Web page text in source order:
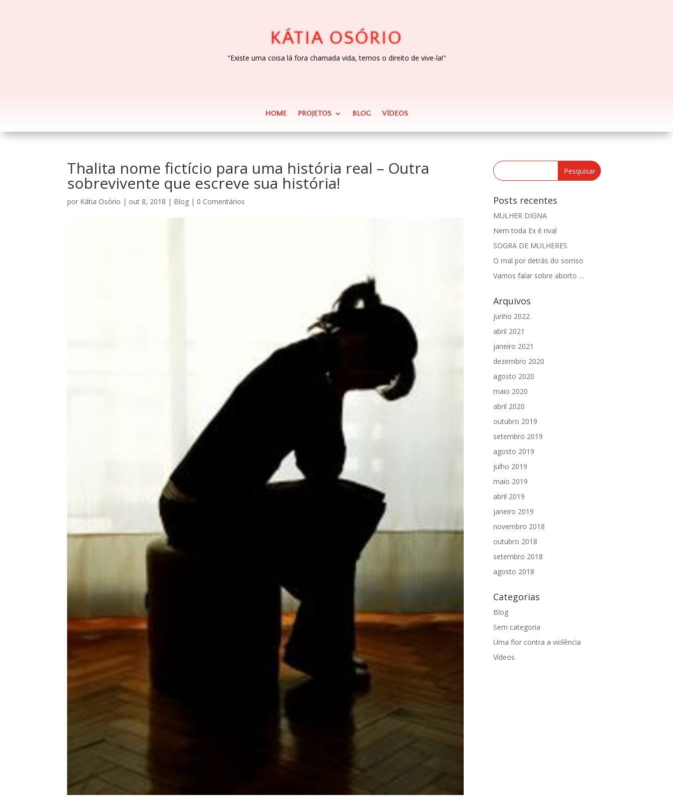
KÁTIA OSÓRIO
"Existe uma coisa lá fora chamada vida, temos o direito de vive-la!"
HOME PROJETOS BLOG VÍDEOS
Thalita nome fictício para uma história real – Outra
sobrevivente que escreve sua história!
por Kátia Osório | out 8, 2018 | Blog | 0 Comentários Posts recentes
MULHER DIGNA
Nem toda Ex é rival
SOGRA DE MULHERES
O mal por detrás do sorriso
Vamos falar sobre aborto …
Arquivos
junho 2022
abril 2021
janeiro 2021
dezembro 2020
agosto 2020
maio 2020
abril 2020
outubro 2019
setembro 2019
agosto 2019
julho 2019
maio 2019
abril 2019
janeiro 2019
novembro 2018
outubro 2018
setembro 2018
agosto 2018
Categorias
Blog
Sem categoria
Uma flor contra a violência
Vídeos